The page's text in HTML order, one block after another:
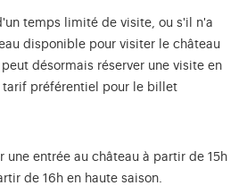
temps limité de visite, ou s'il n'a
disponible pour visiter le château
désormais réserver une visite en
tarif préférentiel pour le billet
une entrée au château à partir de 15h
de 16h en haute saison.